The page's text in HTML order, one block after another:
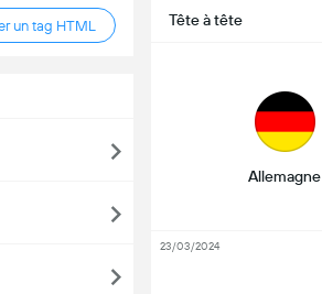
un tag HTML Tête à tête
Allemagne
23/03/2024